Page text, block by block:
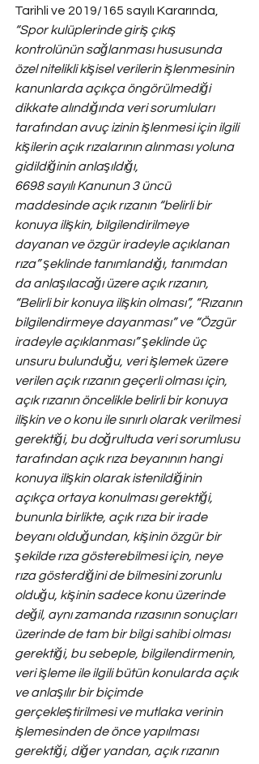
Tarihli ve 2019/165 sayılı Kararında,
“Spor kulüplerinde giriş çıkış
kontrolünün sağlanması hususunda
özel nitelikli kişisel verilerin işlenmesinin
kanunlarda açıkça öngörülmediği
dikkate alındığında veri sorumluları
tarafından avuç izinin işlenmesi için ilgili
kişilerin açık rızalarının alınması yoluna
gidildiğinin anlaşıldığı,
6698 sayılı Kanunun 3 üncü
maddesinde açık rızanın “belirli bir
konuya ilişkin, bilgilendirilmeye
dayanan ve özgür iradeyle açıklanan
rıza” şeklinde tanımlandığı, tanımdan
da anlaşılacağı üzere açık rızanın,
“Belirli bir konuya ilişkin olması”, “Rızanın
bilgilendirmeye dayanması” ve “Özgür
iradeyle açıklanması” şeklinde üç
unsuru bulunduğu, veri işlemek üzere
verilen açık rızanın geçerli olması için,
açık rızanın öncelikle belirli bir konuya
ilişkin ve o konu ile sınırlı olarak verilmesi
gerektiği, bu doğrultuda veri sorumlusu
tarafından açık rıza beyanının hangi
konuya ilişkin olarak istenildiğinin
açıkça ortaya konulması gerektiği,
bununla birlikte, açık rıza bir irade
beyanı olduğundan, kişinin özgür bir
şekilde rıza gösterebilmesi için, neye
rıza gösterdiğini de bilmesini zorunlu
olduğu, kişinin sadece konu üzerinde
değil, aynı zamanda rızasının sonuçları
üzerinde de tam bir bilgi sahibi olması
gerektiği, bu sebeple, bilgilendirmenin,
veri işleme ile ilgili bütün konularda açık
ve anlaşılır bir biçimde
gerçekleştirilmesi ve mutlaka verinin
işlemesinden de önce yapılması
gerektiği, diğer yandan, açık rızanın